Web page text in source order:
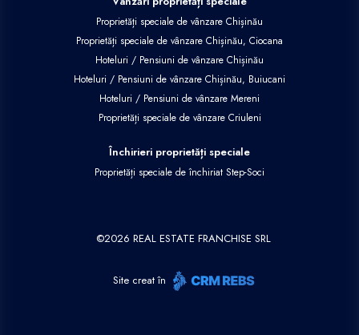
Proprietăți speciale de vânzare Chișinău
Proprietăți speciale de vânzare Chișinău, Ciocana
Hoteluri / Pensiuni de vânzare Chișinău
Hoteluri / Pensiuni de vânzare Chișinău, Buiucani
Hoteluri / Pensiuni de vânzare Mereni
Proprietăți speciale de vânzare Criuleni
Închirieri proprietăți speciale
Proprietăți speciale de închiriat Step-Soci
©2026 REAL ESTATE FRANCHISE SRL
Site creat în